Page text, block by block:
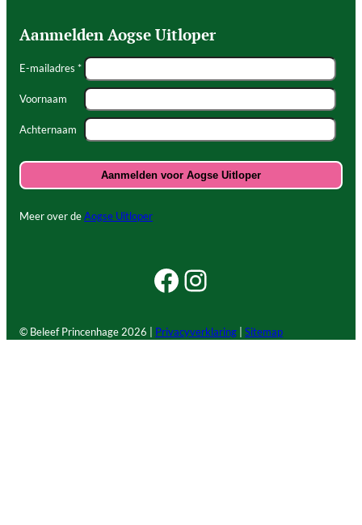
Aanmelden Aogse Uitloper
E-mailadres *
Voornaam
Achternaam
Meer over deAogse Uitloper
Facebook Beleef Princenhage
Instagram Beleef Princenhage
© Beleef Princenhage2026 | Privacyverklaring Sitemap